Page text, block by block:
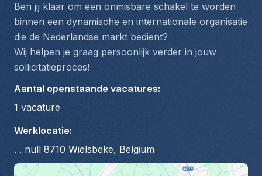
Ben jij klaar om een onmisbare schakel te worden
binnen een dynamische en internationale organisatie
die de Nederlandse markt bedient?
Wij helpen je graag persoonlijk verder in jouw
sollicitatieproces!
Aantal openstaande vacatures:
1 vacature
Werklocatie:
. . null 8710 Wielsbeke, Belgium